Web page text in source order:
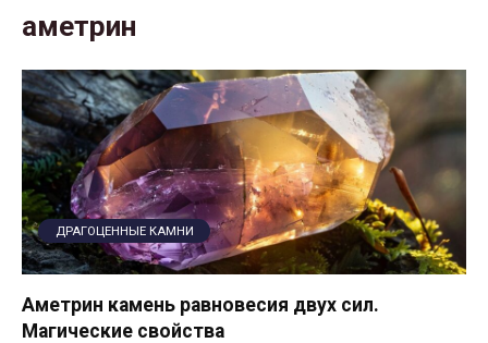
аметрин
ДРАГОЦЕННЫЕ КАМНИ
Аметрин камень равновесия двух сил.
Магические свойства